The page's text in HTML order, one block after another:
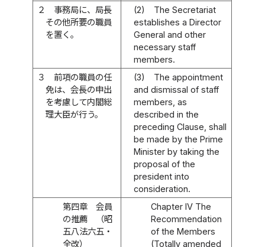
２
事務局に、局長
その他所要の職員
を置く。
(2)
The Secretariat
establishes a Director
General and other
necessary staff
members.
３
前項の職員の任
免は、会長の申出
を考慮して内閣総
理大臣が行う。
(3)
The appointment
and dismissal of staff
members, as
described in the
preceding Clause, shall
be made by the Prime
Minister by taking the
proposal of the
president into
consideration.
第四章 会員
の推薦 （昭
五八法六五・
全改）
Chapter IV The
Recommendation
of the Members
(Totally amended